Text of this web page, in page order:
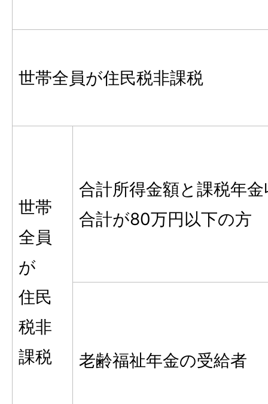
世帯全員が住民税非課税
世帯
全員
が
住民
税非
課税
合計所得金額と課税年
合計が80万円以下の方
老齢福祉年金の受給者